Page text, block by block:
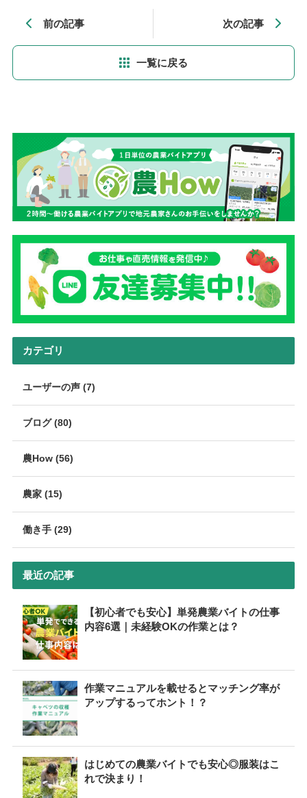
前の記事
一覧に戻る
次の記事
カテゴリ
ユーザーの声 (7)
ブログ (80)
農How (56)
農家 (15)
働き手 (29)
最近の記事
【初心者でも安心】単発農業バイトの仕事
内容6選｜未経験OKの作業とは？
作業マニュアルを載せるとマッチング率が
アップするってホント！？
はじめての農業バイトでも安心◎服装はこ
れで決まり！